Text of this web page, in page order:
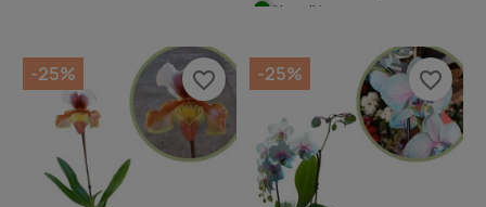
Disponible
-25% favorite_border -25% favorite_border